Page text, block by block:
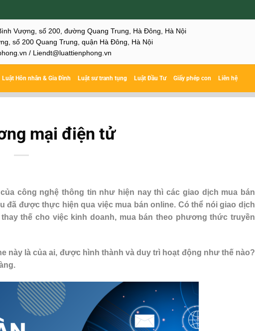
Vượng, số 200, đường Quang Trung, Hà Đông, Hà Nội
số 200 Quang Trung, quận Hà Đông, Hà Nội
/ Liendt@luattienphong.vn
Luật Hôn nhân & Gia Đình Luật sư tranh tụng Luật Đầu Tư Giấy phép con Liên hệ
mại điện tử
công nghệ thông tin như hiện nay thì các giao dịch mua bán
đã được thực hiện qua việc mua bán online. Có thể nói giao dịch
thế cho việc kinh doanh, mua bán theo phương thức truyền
này là của ai, được hình thành và duy trì hoạt động như thế nào?